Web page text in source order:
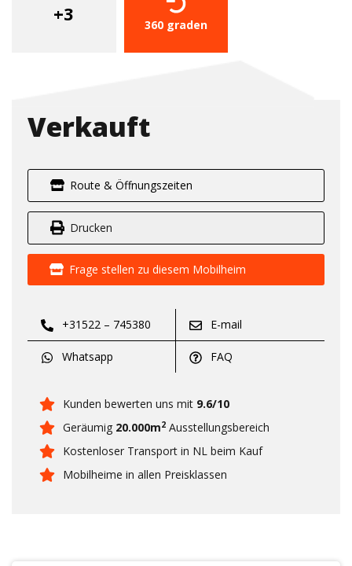
+3 360 graden
Verkauft
Route & Öffnungszeiten
Drucken
Frage stellen zu diesem Mobilheim
+31522 – 745380 E-mail
Whatsapp FAQ
Kunden bewerten uns mit 9.6/10
Geräumig 20.000m2 Ausstellungsbereich
Kostenloser Transport in NL beim Kauf
Mobilheime in allen Preisklassen